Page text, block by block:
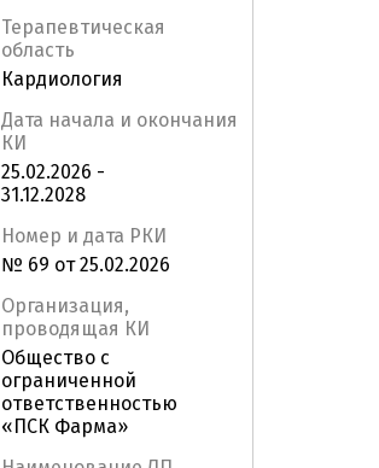
Терапевтическая
область
Кардиология
Дата начала и окончания
КИ
25.02.2026 -
31.12.2028
Номер и дата РКИ
№ 69 от 25.02.2026
Организация,
проводящая КИ
Общество с
ограниченной
ответственностью
«ПСК Фарма»